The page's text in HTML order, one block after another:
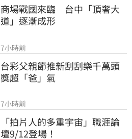
商場戰國來臨　台中「頂奢大
道」逐漸成形
7小時前
台彩父親節推新刮刮樂千萬頭
獎超「爸」氣
7小時前
「拍片人的多重宇宙」職涯論
壇9/12登場！